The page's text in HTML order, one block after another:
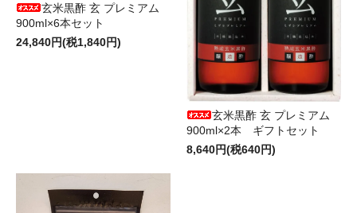
玄米黒酢 玄 プレミアム
900ml×6本セット
24,840円(税1,840円)
玄米黒酢 玄 プレミアム
900ml×2本 ギフトセット
8,640円(税640円)